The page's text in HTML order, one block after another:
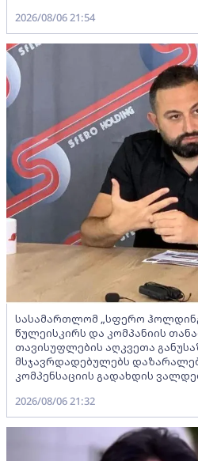
2026/08/06 21:54
სასამართლომ „სფერო
წულეისკირს და კომპანიის
თავისუფლების აღკვეთა
მსჯავრდადებულებს
კომპენსაციის გადახდის
2026/08/06 21:32